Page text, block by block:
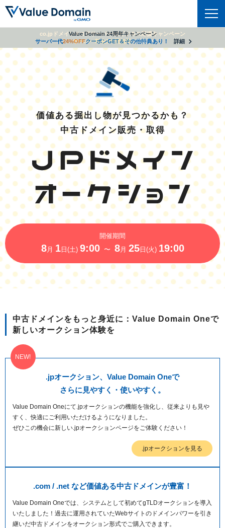
ドメイントップ
ドメイン検索
ドメイン登録
ドメイン移管
ドメイン価格一覧
ドメイン一括検索
.jpドメインオークション
gTLDオークション NEW!
プレミアムドメイン
人気ドメインの種類
レンタルサーバー
サーバートップ
コアサーバー
バリューサーバー
XREA
Oneレンタルサーバー
セキュリティ
セキュリティトップ
Value Domain ネットde診断
SSL証明書
サイトロック
サービス
サービストップ
お得意様割引
おまかせスタート
ポイント制度
紹介制度
バリュードメインAPI
ドメイン・ホスティングOEM
Value Domain Analyzer
Value AI Writer
facebook
x
お知らせ サポート
マニュアル ライブチャット
お問い合わせ
ログイン
Value Domainにログイン
Value Domain Oneにログイン
以下でもログイン可能
GMO ID Amazon
※AmazonはValue Domain Oneのログイン画面へ遷移します
従来のバリュードメインをご利用希望の方
外部サービスでの登録が一部未対応（Google等）
One レンタルサーバーを含む最新の機能を使う方
Value Domain Oneアカウント作成
Google Yahoo!
GMO ID Amazon
Value Domain 24周年キャンペーン
サーバー代24%OFFクーポンGET＆その他特典あり！ 詳細
co.jpドメイン✕コアサーバーV2ビジネス応援キャンペーン
サーバー料金1年間無料
詳細
価値ある掘出し物が見つかるかも？
中古ドメイン販売・取得
開催期間
8月 1日(土) 9:00〜 8月 25日(火) 19:00
中古ドメインをもっと身近に：Value Domain Oneで
新しいオークション体験を
.jpオークション、Value Domain Oneで
さらに見やすく・使いやすく。
Value Domain Oneにて.jpオークションの機能を強化し、従来よりも見や
すく、快適にご利用いただけるようになりました。
ぜひこの機会に新しい.jpオークションページをご体験ください！
.jpオークションを見る
.com / .net など価値ある中古ドメインが豊富！
Value Domain Oneでは、システムとして初めてgTLDオークションを導入
いたしました！過去に運用されていたWebサイトのドメインパワーを引き
継いだ中古ドメインをオークション形式でご購入できます。